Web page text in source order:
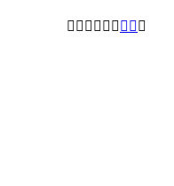
＃「𨇇」另兼 正字 。